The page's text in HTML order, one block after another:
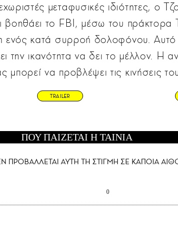
μεταφυσικές ιδιότητες, ο
βοηθάει το FBI, μέσω του πράκτορα
ενός κατά συρροή δολοφόνου. Αυτό
την ικανότητα να δει το μέλλον. Η
να προβλέψει τις κινήσεις
TRAILER
ΠΟΥ ΠΑΙΖΕΤΑΙ Η ΤΑΙΝΙΑ
ΠΡΟΒΑΛΛΕΤΑΙ AYTH ΤΗ ΣΤΙΓΜΗ ΣΕ ΚΑΠΟΙΑ
0